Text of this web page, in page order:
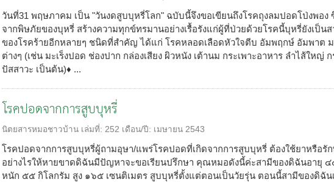
วันที่31 พฤษภาคม เป็น "วันงดสูบบุหรี่โลก" ฉบับนี้จึงขอเขียนถึงโรคถุงลมปอดโป่งพอง
จากพิษภัยของบุหรี่ สร้างความทุกข์ทรมานอย่างเรื้อรังแก่ผู้ที่ป่วยด้วยโรคนี้บุหรี่ยังเป็นส
ของโรคร้ายอีกหลายๆ ชนิดที่สำคัญ ได้แก่ โรคหลอดเลือดหัวใจตีบ อัมพฤกษ์ อัมพาต ม
ต่างๆ (เช่น มะเร็งปอด ช่องปาก กล่องเสียง ผิวหนัง เต้านม กระเพาะอาหาร ลำไส้ใหญ่ ก
ปัสสาวะ เป็นต้น)♦ ...
โรคปอดจากการสูบบุหรี่
นิตยสารหมอชาวบ้าน เล่มที่: 252 เดือน/ปี: เมษายน 2543
โรคปอดจากการสูบบุหรี่ผู้ถามอุษา/แพร่โรคปอดที่เกิดจากการสูบบุหรี่ ต้องใช้ยาหรือรั
อย่างไรให้หายขาดดิฉันมีปัญหาจะขอเรียนปรึกษา คุณหมอดังนี้ค่ะสามีของดิฉันอายุ
หนัก ๕๕ กิโลกรัม สูง ๑๖๕ เซนติเมตร สูบบุหรี่ตั้งแต่ตอนเป็นวัยรุ่น ตอนนี้สามีของดิฉัน